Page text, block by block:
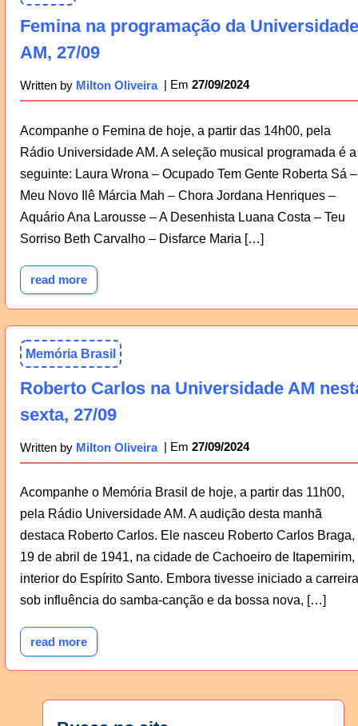
Femina na programação da Universidade
AM, 27/09
Written by Milton Oliveira 27/09/2024
Acompanhe o Femina de hoje, a partir das 14h00, pela
Rádio Universidade AM. A seleção musical programada é a
seguinte: Laura Wrona – Ocupado Tem Gente Roberta Sá –
Meu Novo Ilê Márcia Mah – Chora Jordana Henriques –
Aquário Ana Larousse – A Desenhista Luana Costa – Teu
Sorriso Beth Carvalho – Disfarce Maria […]
read more
Memória Brasil
Roberto Carlos na Universidade AM
sexta, 27/09
Written by Milton Oliveira 27/09/2024
Acompanhe o Memória Brasil de hoje, a partir das 11h00,
pela Rádio Universidade AM. A audição desta manhã
destaca Roberto Carlos. Ele nasceu Roberto Carlos Braga,
19 de abril de 1941, na cidade de Cachoeiro de Itapemirim,
interior do Espírito Santo. Embora tivesse iniciado a carreira
sob influência do samba-canção e da bossa nova, […]
read more